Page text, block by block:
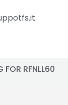
RFNLL60